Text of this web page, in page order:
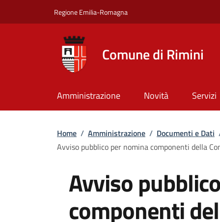
Regione Emilia-Romagna
Comune di Rimini
Amministrazione Novità Servizi
Briciole di pane
Home / Amministrazione / Documenti e Dati
Avviso pubblico per nomina componenti della
Avviso
componenti